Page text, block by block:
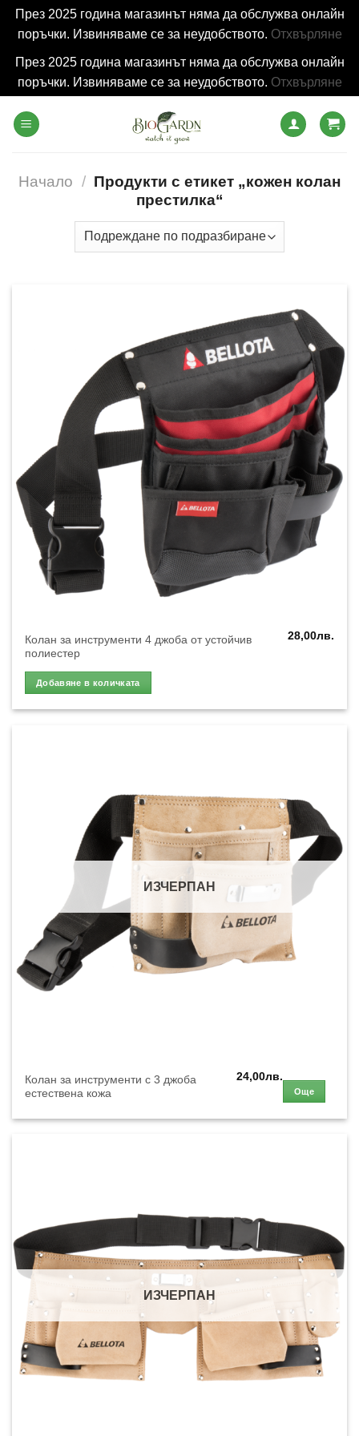
През 2025 година магазинът няма да обслужва онлайн
поръчки. Извиняваме се за неудобството. Отхвърляне
През 2025 година магазинът няма да обслужва онлайн
поръчки. Извиняваме се за неудобството. Отхвърляне
Начало / Продукти с етикет „кожен колан
престилка“
Колан за инструменти 4 джоба от устойчив
полиестер
28,00лв.
Добавяне в количката
ИЗЧЕРПАН
Колан за инструменти с 3 джоба
естествена кожа
24,00лв.
Още
ИЗЧЕРПАН